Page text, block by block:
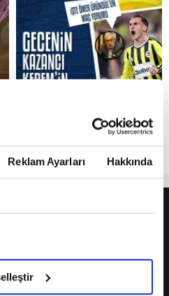
Reklam Ayarları Hakkında
Devre arasında gelmişti
Greenwood için olay sözler!
Almada!